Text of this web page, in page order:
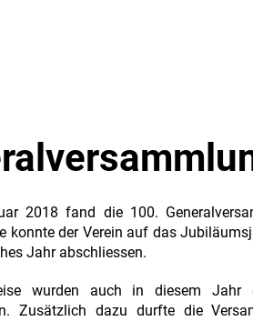
2018 fand die 100.
konnte der Verein auf das
Jahr abschliessen.
wurden auch in diesem
Zusätzlich dazu durfte die